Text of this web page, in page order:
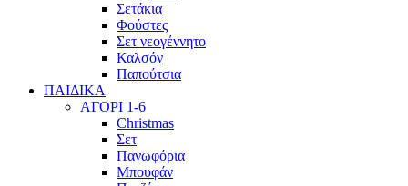
Σετάκια
Φούστες
Σετ νεογέννητο
Καλσόν
Παπούτσια
ΠΑΙΔΙΚΑ
ΑΓΟΡΙ 1-6
Christmas
Σετ
Πανωφόρια
Μπουφάν